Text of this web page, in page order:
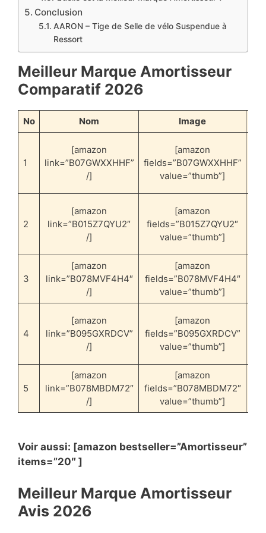
Conclusion
AARON – Tige de Selle de vélo Suspendue à
Ressort
Meilleur Marque Amortisseur
Comparatif 2026
No Nom Image
1
[amazon
link=”B07GWXXHHF”
/]
[amazon
fields=”B07GWXXHHF”
value=”thumb”]
2
[amazon
link=”B015Z7QYU2″
/]
[amazon
fields=”B015Z7QYU2″
value=”thumb”]
3
[amazon
link=”B078MVF4H4″
/]
[amazon
fields=”B078MVF4H4″
value=”thumb”]
4
[amazon
link=”B095GXRDCV”
/]
[amazon
fields=”B095GXRDCV”
value=”thumb”]
5
[amazon
link=”B078MBDM72″
/]
[amazon
fields=”B078MBDM72″
value=”thumb”]
Voir aussi: [amazon bestseller=”Amortisseur”
items=”20″ ]
Meilleur Marque Amortisseur
Avis 2026